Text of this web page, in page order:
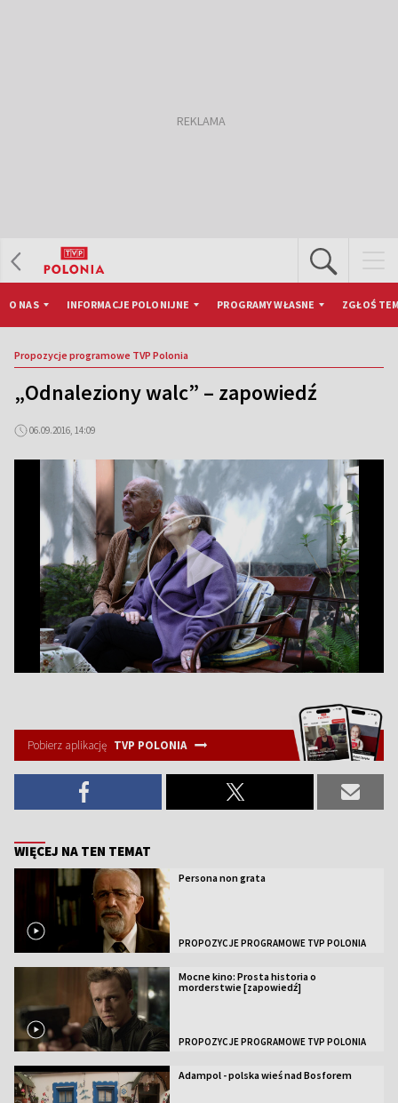
O NAS INFORMACJE POLONIJNE PROGRAMY WŁASNE ZGŁOŚ
Propozycje programowe TVP Polonia
„Odnaleziony walc” – zapowiedź
06.09.2016, 14:09
Pobierz aplikację TVP POLONIA
WIĘCEJ NA TEN TEMAT
Persona non grata
PROPOZYCJE PROGRAMOWE TVP POLONIA
Mocne kino: Prosta historia o
morderstwie [zapowiedź]
PROPOZYCJE PROGRAMOWE TVP POLONIA
Adampol - polska wieś nad Bosforem